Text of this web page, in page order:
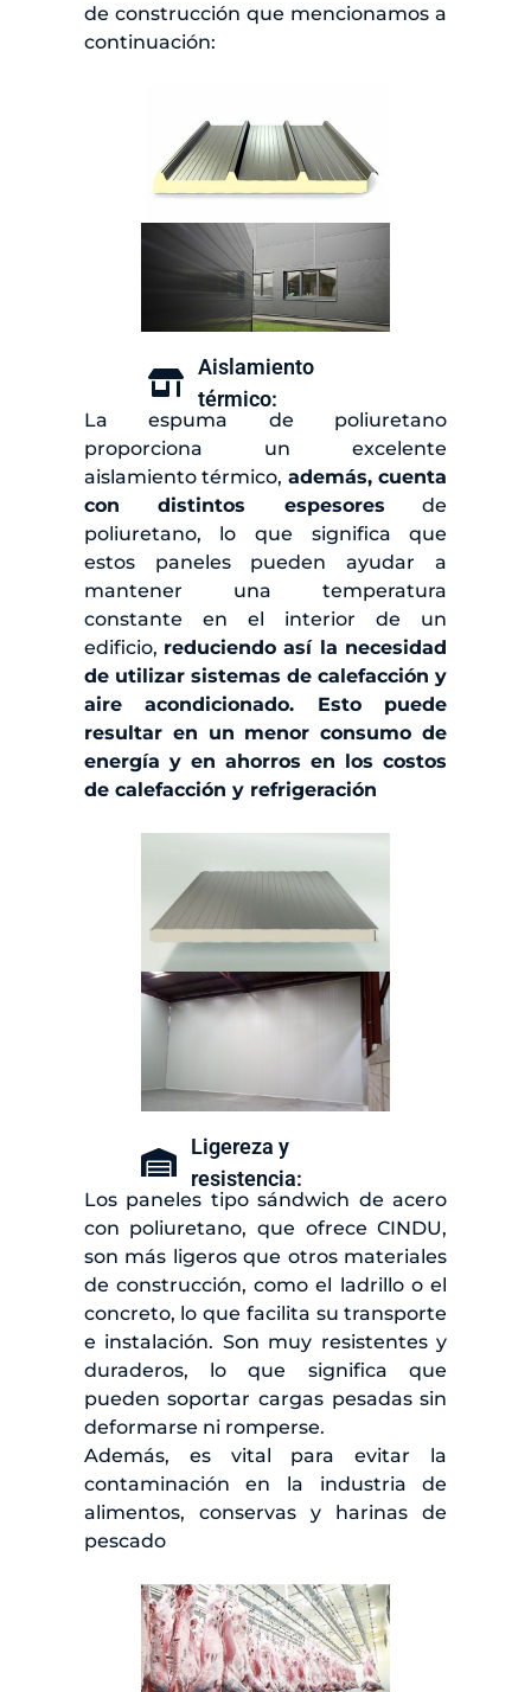
de construcción que mencionamos a
continuación:
Aislamiento
térmico:
La espuma de poliuretano
proporciona un excelente
aislamiento térmico, además,cuenta
con distintos espesores de
poliuretano, lo que significa que
estos paneles pueden ayudar a
mantener una temperatura
constante en el interior de un
edificio, reduciendo así la necesidad
de utilizar sistemas de calefacción y
aireacondicionado. Esto puede
resultar en un menor consumo de
energía y en ahorros en los costos
de calefacción y refrigeración
Ligereza y
resistencia:
Los paneles tipo sándwich de acero
con poliuretano, que ofrece CINDU,
son más ligeros que otros materiales
de construcción, como el ladrillo o el
concreto, lo que facilita su transporte
e instalación. Son muy resistentes y
duraderos, lo que significa que
pueden soportar cargas pesadas sin
deformarse ni romperse.
Además, es vital para evitar la
contaminación en la industria de
alimentos, conservas y harinas de
pescado